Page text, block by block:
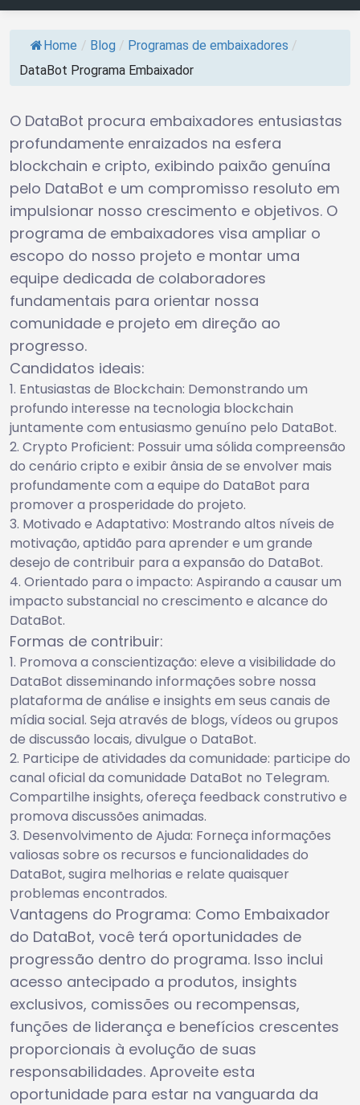
Home / Blog / Programas de embaixadores /
DataBot Programa Embaixador
O DataBot procura embaixadores entusiastas
profundamente enraizados na esfera
blockchain e cripto, exibindo paixão genuína
pelo DataBot e um compromisso resoluto em
impulsionar nosso crescimento e objetivos. O
programa de embaixadores visa ampliar o
escopo do nosso projeto e montar uma
equipe dedicada de colaboradores
fundamentais para orientar nossa
comunidade e projeto em direção ao
progresso.
Candidatos ideais:
Entusiastas de Blockchain: Demonstrando um
profundo interesse na tecnologia blockchain
juntamente com entusiasmo genuíno pelo DataBot.
Crypto Proficient: Possuir uma sólida compreensão
do cenário cripto e exibir ânsia de se envolver mais
profundamente com a equipe do DataBot para
promover a prosperidade do projeto.
Motivado e Adaptativo: Mostrando altos níveis de
motivação, aptidão para aprender e um grande
desejo de contribuir para a expansão do DataBot.
Orientado para o impacto: Aspirando a causar um
impacto substancial no crescimento e alcance do
DataBot.
Formas de contribuir:
Promova a conscientização: eleve a visibilidade do
DataBot disseminando informações sobre nossa
plataforma de análise e insights em seus canais de
mídia social. Seja através de blogs, vídeos ou grupos
de discussão locais, divulgue o DataBot.
Participe de atividades da comunidade: participe do
canal oficial da comunidade DataBot no Telegram.
Compartilhe insights, ofereça feedback construtivo e
promova discussões animadas.
Desenvolvimento de Ajuda: Forneça informações
valiosas sobre os recursos e funcionalidades do
DataBot, sugira melhorias e relate quaisquer
problemas encontrados.
Vantagens do Programa: Como Embaixador
do DataBot, você terá oportunidades de
progressão dentro do programa. Isso inclui
acesso antecipado a produtos, insights
exclusivos, comissões ou recompensas,
funções de liderança e benefícios crescentes
proporcionais à evolução de suas
responsabilidades. Aproveite esta
oportunidade para estar na vanguarda da